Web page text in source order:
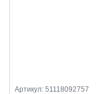
Артикул: 51118092757